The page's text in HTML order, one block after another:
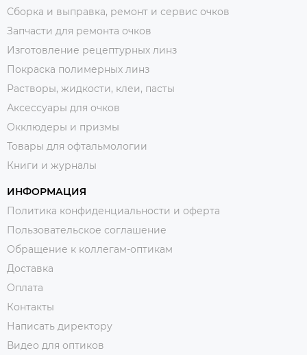
Сборка и выправка, ремонт и сервис очков
Запчасти для ремонта очков
Изготовление рецептурных линз
Покраска полимерных линз
Растворы, жидкости, клеи, пасты
Аксессуары для очков
Окклюдеры и призмы
Товары для офтальмологии
Книги и журналы
ИНФОРМАЦИЯ
Политика конфиденциальности и оферта
Пользовательское соглашение
Обращение к коллегам-оптикам
Доставка
Оплата
Контакты
Написать директору
Видео для оптиков